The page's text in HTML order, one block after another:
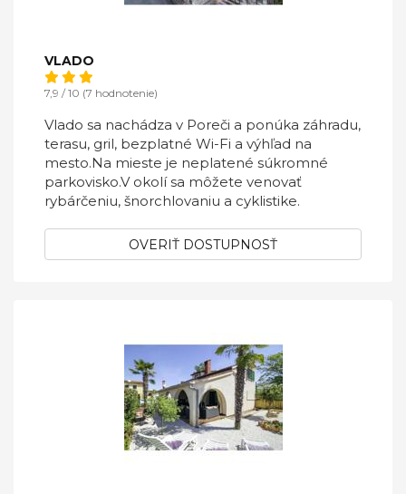
VLADO
7,9 / 10 (7 hodnotenie)
Vlado sa nachádza v Poreči a ponúka záhradu,
terasu, gril, bezplatné Wi-Fi a výhľad na
mesto.Na mieste je neplatené súkromné ​​
parkovisko.V okolí sa môžete venovať
rybárčeniu, šnorchlovaniu a cyklistike.
OVERIŤ DOSTUPNOSŤ